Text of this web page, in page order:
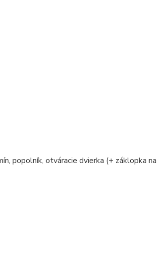
popolník, otváracie dvierka (+ záklopka na